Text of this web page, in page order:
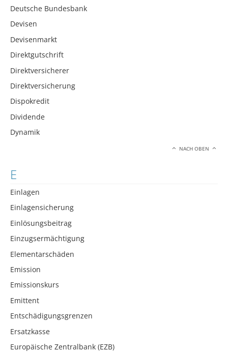
Deutsche Bundesbank
Devisen
Devisenmarkt
Direktgutschrift
Direktversicherer
Direktversicherung
Dispokredit
Dividende
Dynamik
NACH OBEN
E
Einlagen
Einlagensicherung
Einlösungsbeitrag
Einzugsermächtigung
Elementarschäden
Emission
Emissionskurs
Emittent
Entschädigungsgrenzen
Ersatzkasse
Europäische Zentralbank (EZB)